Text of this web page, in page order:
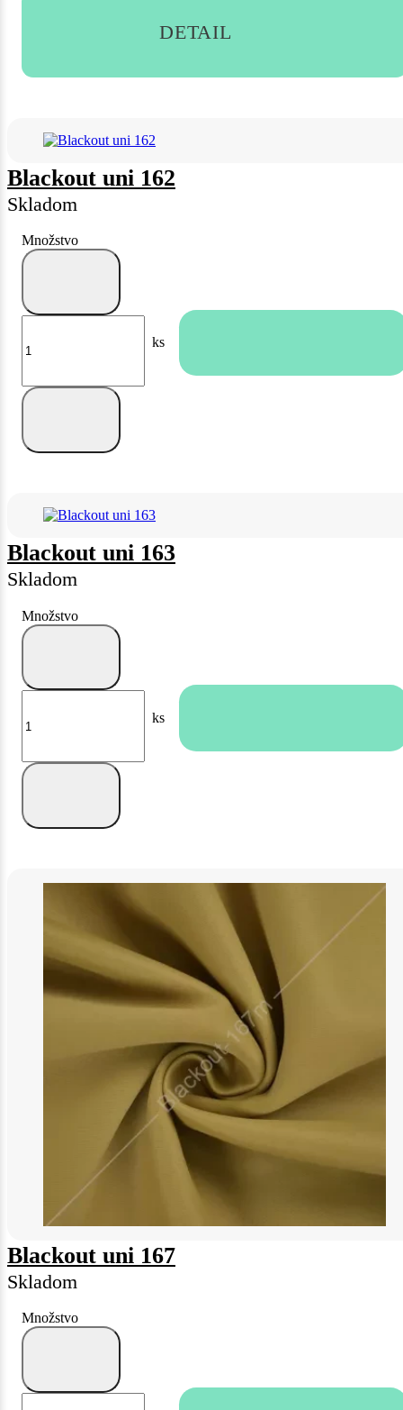
DETAIL
Blackout uni 162
Skladom
Množstvo
ks
Blackout uni 163
Skladom
Množstvo
ks
Blackout uni 167
Skladom
Množstvo